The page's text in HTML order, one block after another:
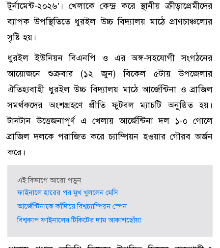
টুর্নামেন্ট-২০২৬’। খেলাকে কেন্দ্র করে স্থানীয় ক্রীড়াপ্রেমীদের
ব্যাপক উপস্থিতিতে ধুরইল উচ্চ বিদ্যালয় মাঠে প্রাণচাঞ্চল্যের
সৃষ্টি হয়।
ধুরইল ইউনিয়ন বিএনপি ও এর অঙ্গ-সহযোগী সংগঠনের
আয়োজনে শুক্রবার (১২ জুন) বিকেল ৫টায় উপজেলার
ঐতিহ্যবাহী ধুরইল উচ্চ বিদ্যালয় মাঠে আর্জেন্টিনা ও ব্রাজিল
সমর্থকদের অংশগ্রহণে প্রীতি ফুটবল ম্যাচটি অনুষ্ঠিত হয়।
টানটান উত্তেজনাপূর্ণ এ খেলায় আর্জেন্টিনা দল ১-০ গোলে
ব্রাজিল দলকে পরাজিত করে চ্যাম্পিয়ন হওয়ার গৌরব অর্জন
করে।
এই বিভাগে আরো পড়ুন
ফাইনালে হারের পর মুখ খুললেন মেসি
আর্জেন্টিনাকে কাঁদিয়ে বিশ্বচ্যাম্পিয়ন স্পেন
বিশ্বকাপ ফাইনালের টিকিটের দাম আকাশছোঁয়া